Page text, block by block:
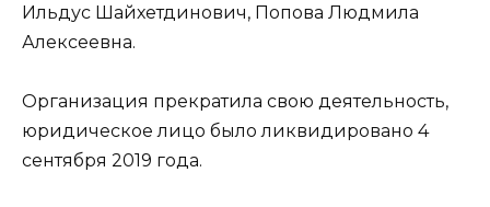
Ильдус Шайхетдинович, Попова Людмила
Алексеевна.
Организация прекратила свою деятельность,
юридическое лицо было ликвидировано 4
сентября 2019 года.